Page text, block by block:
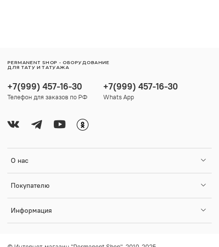
О нас
Покупателю
Информация
+7(999) 457-16-30
Телефон для заказов по РФ
+7(999) 457-16-30
Whats App
PERMANENT SHOP - ОБОРУДОВАНИЕ
ДЛЯ ТАТУ И ТАТУАЖА